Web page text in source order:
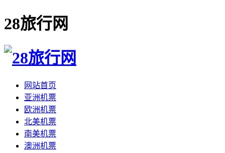
28旅行网
网站首页
亚洲机票
欧洲机票
北美机票
南美机票
澳洲机票